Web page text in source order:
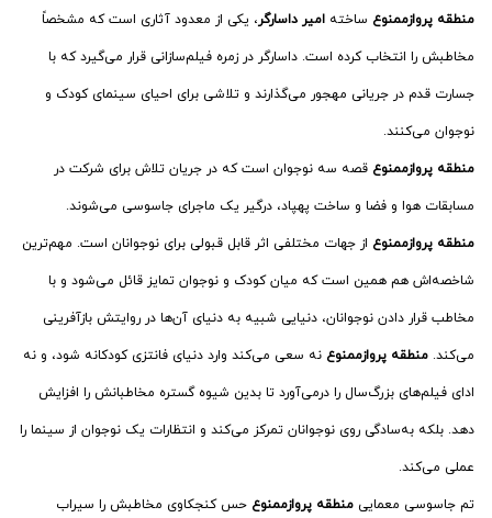
منطقه پروازممنوع ساخته امیر داسارگر، یکی از معدود آثاری است که مشخصاً
مخاطبش را انتخاب کرده است. داسارگر در زمره فیلم‌سازانی قرار می‌گیرد که با
جسارت قدم در جریانی مهجور می‌گذارند و تلاشی برای احیای سینمای کودک و
نوجوان می‌کنند.
منطقه پروازممنوع قصه سه نوجوان است که در جریان تلاش برای شرکت در
مسابقات هوا و فضا و ساخت پهپاد، درگیر یک ماجرای جاسوسی می‌شوند.
منطقه پروازممنوع از جهات مختلفی اثر قابل قبولی برای نوجوانان است. مهم‌ترین
شاخصه‌اش هم همین است که میان کودک و نوجوان تمایز قائل می‌شود و با
مخاطب قرار دادن نوجوانان، دنیایی شبیه به دنیای آن‌ها در روایتش بازآفرینی
می‌کند. منطقه پروازممنوع نه سعی می‌کند وارد دنیای فانتزی کودکانه شود، و نه
ادای فیلم‌های بزرگ‌سال را درمی‌آورد تا بدین شیوه گستره مخاطبانش را افزایش
دهد. بلکه به‌سادگی روی نوجوانان تمرکز می‌کند و انتظارات یک نوجوان از سینما را
عملی می‌کند.
تم جاسوسی معمایی منطقه پروازممنوع حس کنجکاوی مخاطبش را سیراب